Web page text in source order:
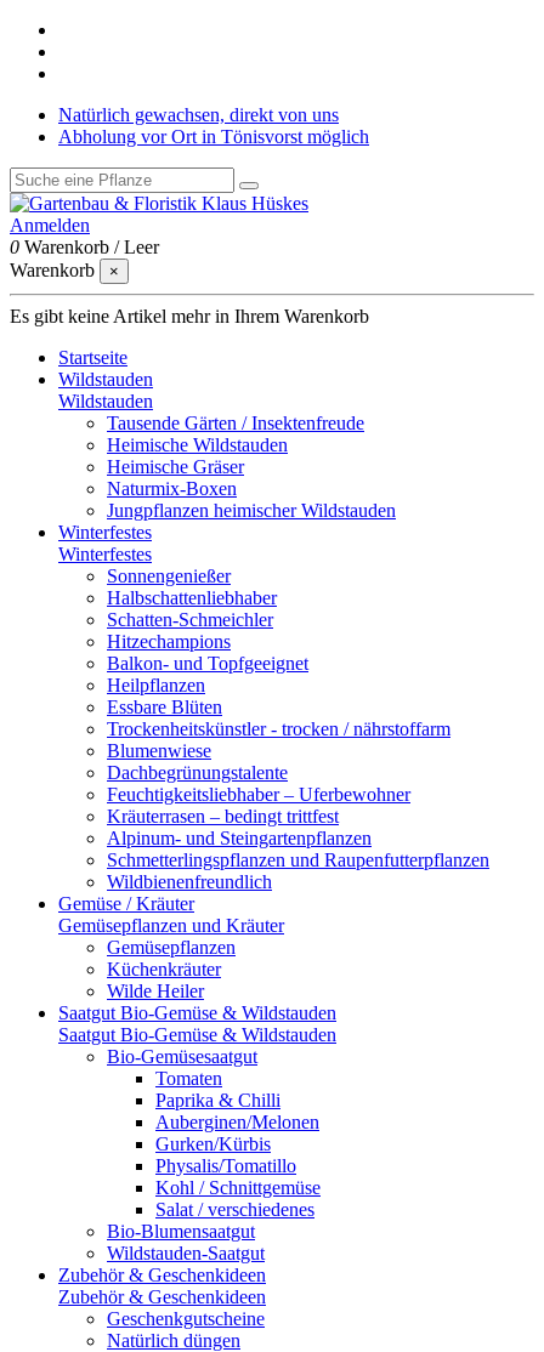
Natürlich gewachsen, direkt von uns
Abholung vor Ort in Tönisvorst möglich
Anmelden
0 Warenkorb /Leer
Warenkorb
×
Es gibt keine Artikel mehr in Ihrem Warenkorb
Startseite
Wildstauden
Wildstauden
Tausende Gärten / Insektenfreude
Heimische Wildstauden
Heimische Gräser
Naturmix-Boxen
Jungpflanzen heimischer Wildstauden
Winterfestes
Winterfestes
Sonnengenießer
Halbschattenliebhaber
Schatten-Schmeichler
Hitzechampions
Balkon- und Topfgeeignet
Heilpflanzen
Essbare Blüten
Trockenheitskünstler - trocken / nährstoffarm
Blumenwiese
Dachbegrünungstalente
Feuchtigkeitsliebhaber – Uferbewohner
Kräuterrasen – bedingt trittfest
Alpinum- und Steingartenpflanzen
Schmetterlingspflanzen und Raupenfutterpflanzen
Wildbienenfreundlich
Gemüse / Kräuter
Gemüsepflanzen und Kräuter
Gemüsepflanzen
Küchenkräuter
Wilde Heiler
Saatgut Bio-Gemüse & Wildstauden
Saatgut Bio-Gemüse & Wildstauden
Bio-Gemüsesaatgut
Tomaten
Paprika & Chilli
Auberginen/Melonen
Gurken/Kürbis
Physalis/Tomatillo
Kohl / Schnittgemüse
Salat / verschiedenes
Bio-Blumensaatgut
Wildstauden-Saatgut
Zubehör & Geschenkideen
Zubehör & Geschenkideen
Geschenkgutscheine
Natürlich düngen